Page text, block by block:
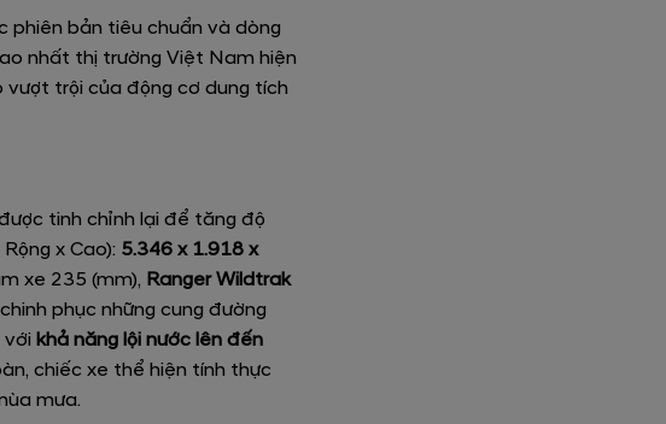
phiên bản tiêu chuẩn và dòng
nhất thị trường Việt Nam hiện
trội của động cơ dung tích
tinh chỉnh lại để tăng độ
x Cao): 5.346 x 1.918 x
xe 235 (mm), Ranger Wildtrak
phục những cung đường
khả năng lội nước lên đến
chiếc xe thể hiện tính thực
mưa.